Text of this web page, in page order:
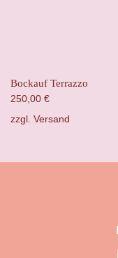
Bockauf Terrazzo
250,00 €
zzgl. Versand